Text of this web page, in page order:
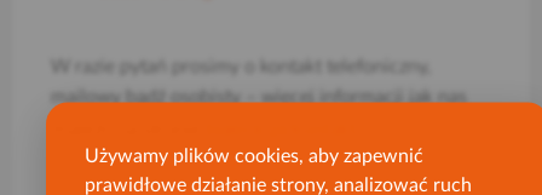
Używamy plików cookies, aby zapewnić
prawidłowe działanie strony, analizować ruch
mailowy bądź osobisty – więcej informacji jak nas